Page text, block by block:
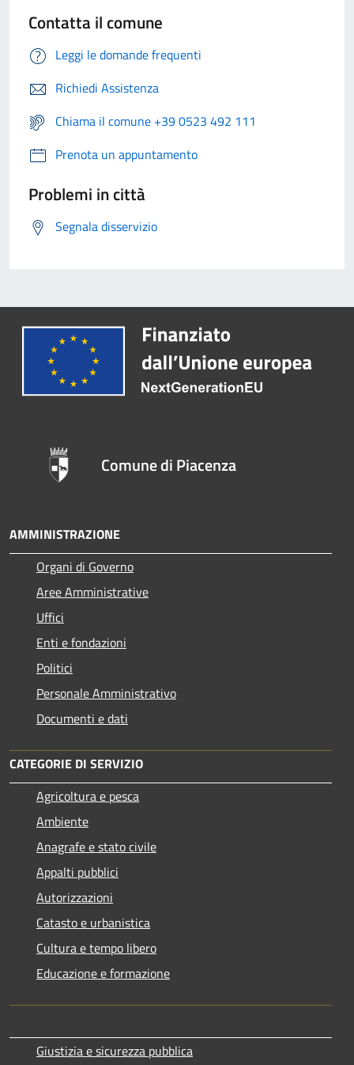
Contatta il comune
Leggi le domande frequenti
Richiedi Assistenza
Chiama il comune +39 0523 492 111
Prenota un appuntamento
Problemi in città
Segnala disservizio
Comune di Piacenza
AMMINISTRAZIONE
Organi di Governo
Aree Amministrative
Uffici
Enti e fondazioni
Politici
Personale Amministrativo
Documenti e dati
CATEGORIE DI SERVIZIO
Agricoltura e pesca
Ambiente
Anagrafe e stato civile
Appalti pubblici
Autorizzazioni
Catasto e urbanistica
Cultura e tempo libero
Educazione e formazione
Giustizia e sicurezza pubblica